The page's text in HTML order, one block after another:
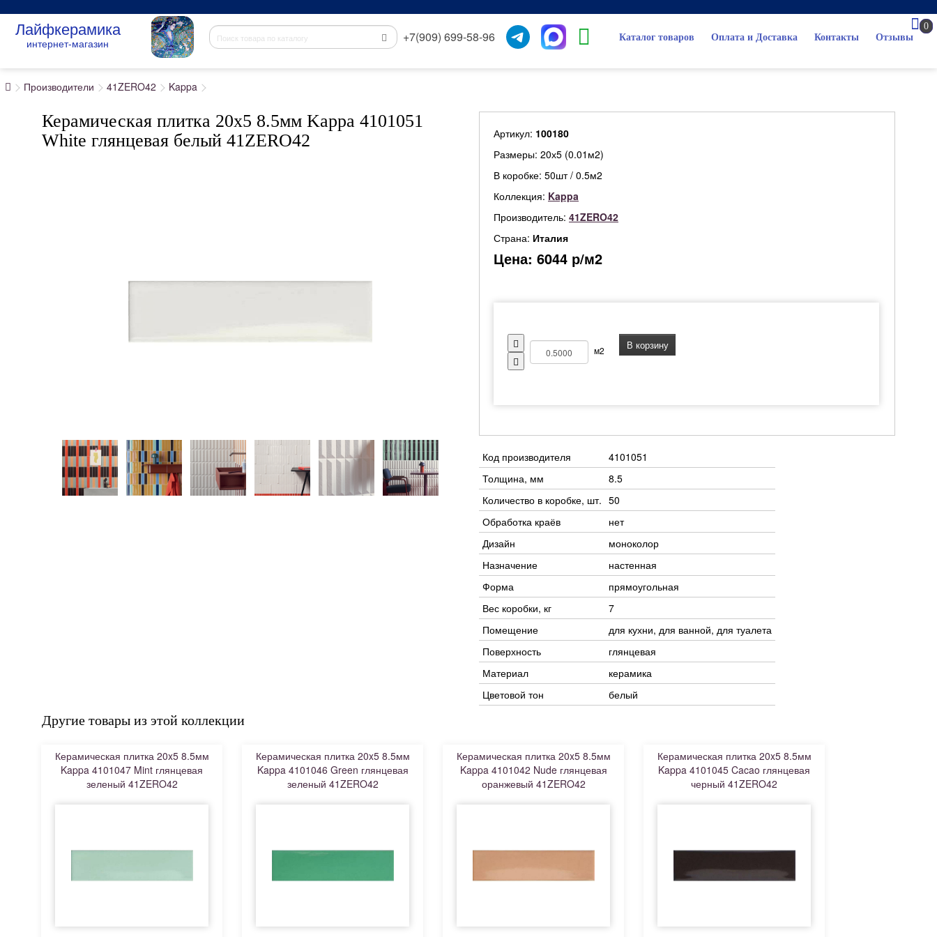
Лайфкерамика
интернет-магазин +7(909) 699-58-96 Каталог товаров Оплата и Доставка Контакты Отзывы
0
Производители 41ZERO42 Kappa
Керамическая плитка 20x5 8.5мм Kappa 4101051
White глянцевая белый 41ZERO42
Артикул: 100180
Размеры: 20х5 (0.01м2)
В коробке: 50шт / 0.5м2
Коллекция: Kappa
Производитель: 41ZERO42
Страна: Италия
Цена: 6044 р/м2
м2 В корзину
Код производителя
4101051
Толщина, мм
8.5
Количество в коробке, шт. 50
Обработка краёв
нет
Дизайн
моноколор
Назначение
настенная
Форма
прямоугольная
Вес коробки, кг
7
Помещение
для кухни, для ванной, для туалета
Поверхность
глянцевая
Материал
керамика
Цветовой тон
белый
Другие товары из этой коллекции
Керамическая плитка 20x5 8.5мм
Kappa 4101047 Mint глянцевая
зеленый 41ZERO42
Керамическая плитка 20x5 8.5мм
Kappa 4101046 Green глянцевая
зеленый 41ZERO42
Керамическая плитка 20x5 8.5мм
Kappa 4101042 Nude глянцевая
оранжевый 41ZERO42
Керамическая плитка 20x5 8.5мм
Kappa 4101045 Cacao глянцевая
черный 41ZERO42